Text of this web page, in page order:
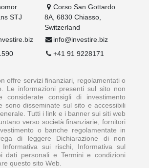
STJ
Corso San Gottardo
8A, 6830 Chiasso,
Switzerland
info@investire.biz
+41 91 9228171
offre servizi finanziari, regolamentati o
Le informazioni presenti sul sito non
considerate consigli di investimento
sono disseminate sul sito e accessibili
Tutti i link e i banner sui siti web
verso società finanziarie, fornitori
o banche regolamentate in
di leggere Dichiarazione di non
Informativa sui rischi, Informativa sul
dati personali e Termini e condizioni
questo sito Web.